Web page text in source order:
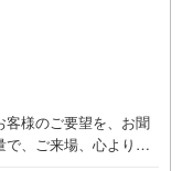
様のご要望を、お聞
、ご来場、心よりお